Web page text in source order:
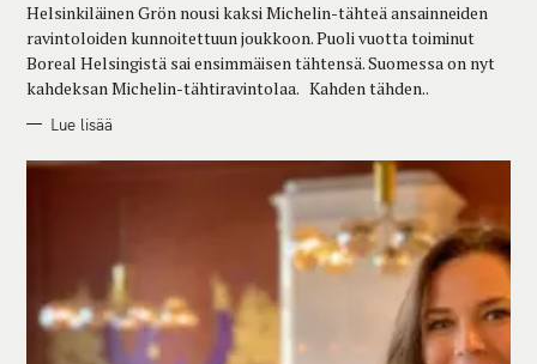
I
S
Helsinkiläinen Grön nousi kaksi Michelin-tähteä ansainneiden
ravintoloiden kunnoitettuun joukkoon. Puoli vuotta toiminut
Boreal Helsingistä sai ensimmäisen tähtensä. Suomessa on nyt
kahdeksan Michelin-tähtiravintolaa. Kahden tähden..
Lue lisää